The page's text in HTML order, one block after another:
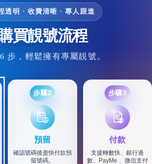
透明 · 收費清晰 · 專人跟進
買靚號流程
步，輕鬆擁有專屬靚號。
步驟2
預留
確認號碼後盡快付款預
留號碼。
步驟3
付款
支援轉數快、銀行過
數、PayMe 、微信支付